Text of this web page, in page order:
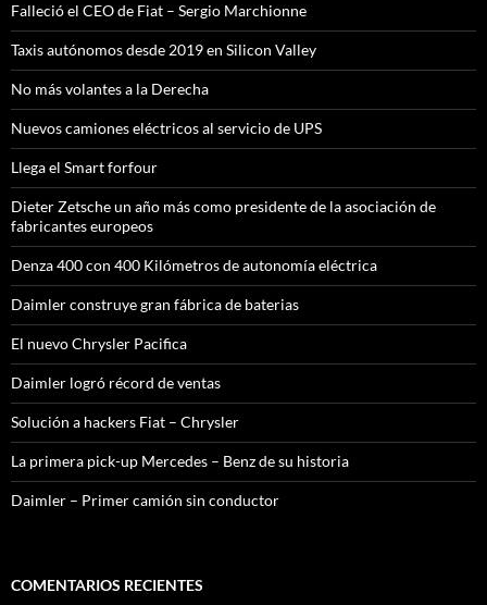
Falleció el CEO de Fiat – Sergio Marchionne
Taxis autónomos desde 2019 en Silicon Valley
No más volantes a la Derecha
Nuevos camiones eléctricos al servicio de UPS
Llega el Smart forfour
Dieter Zetsche un año más como presidente de la asociación de
fabricantes europeos
Denza 400 con 400 Kilómetros de autonomía eléctrica
Daimler construye gran fábrica de baterias
El nuevo Chrysler Pacifica
Daimler logró récord de ventas
Solución a hackers Fiat – Chrysler
La primera pick-up Mercedes – Benz de su historia
Daimler – Primer camión sin conductor
COMENTARIOS RECIENTES